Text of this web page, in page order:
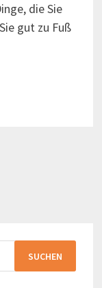
die Sie
gut zu Fuß